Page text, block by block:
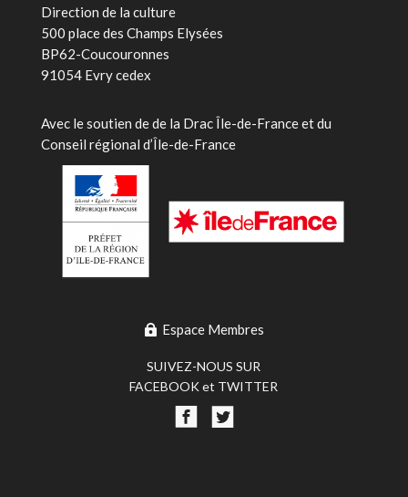
Direction de la culture
500 place des Champs Elysées
BP62-Coucouronnes
91054 Evry cedex
Avec le soutien dede la Drac Île-de-France et du
Conseil régional d’Île-de-France
Espace Membres
SUIVEZ-NOUS SUR
FACEBOOK et TWITTER